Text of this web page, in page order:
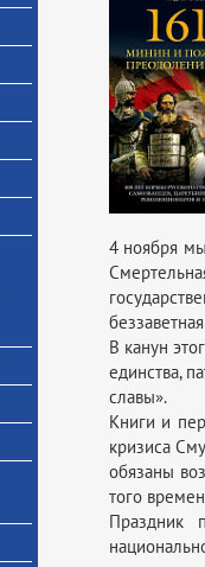
4 ноября
В канун
единства,
славы».
Книги и
кризиса
обязаны
того
Праздник